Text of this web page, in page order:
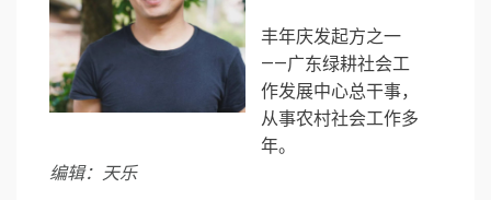
丰年庆发起方之一
——广东绿耕社会工
作发展中心总干事，
从事农村社会工作多
年。
编辑：天乐